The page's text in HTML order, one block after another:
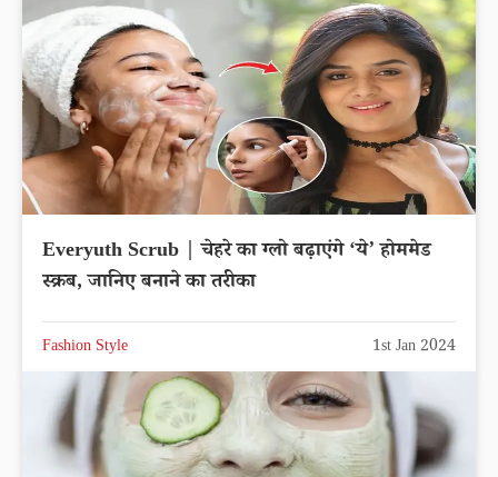
Everyuth Scrub | चेहरे का ग्लो बढ़ाएंगे ‘ये’ होममेड
स्क्रब, जानिए बनाने का तरीका
Fashion Style 1st Jan 2024